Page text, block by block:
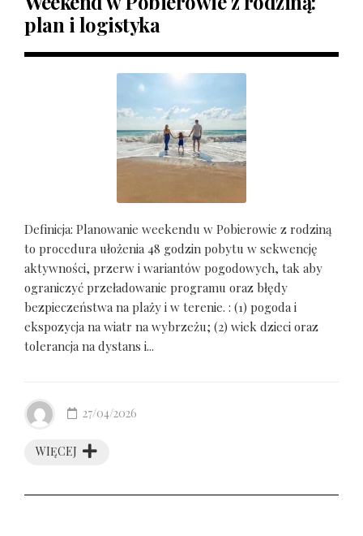
plan i logistyka
Definicja: Planowanie weekendu w Pobierowie z rodziną
to procedura ułożenia 48 godzin pobytu w sekwencję
aktywności, przerw i wariantów pogodowych, tak aby
ograniczyć przeładowanie programu oraz błędy
bezpieczeństwa na plaży i w terenie. : (1) pogoda i
ekspozycja na wiatr na wybrzeżu; (2) wiek dzieci oraz
tolerancja na dystans i...
WIĘCEJ
27/04/2026